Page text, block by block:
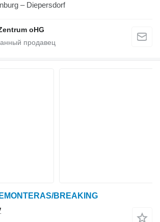
– Diepersdorf
oHG
BREAKING